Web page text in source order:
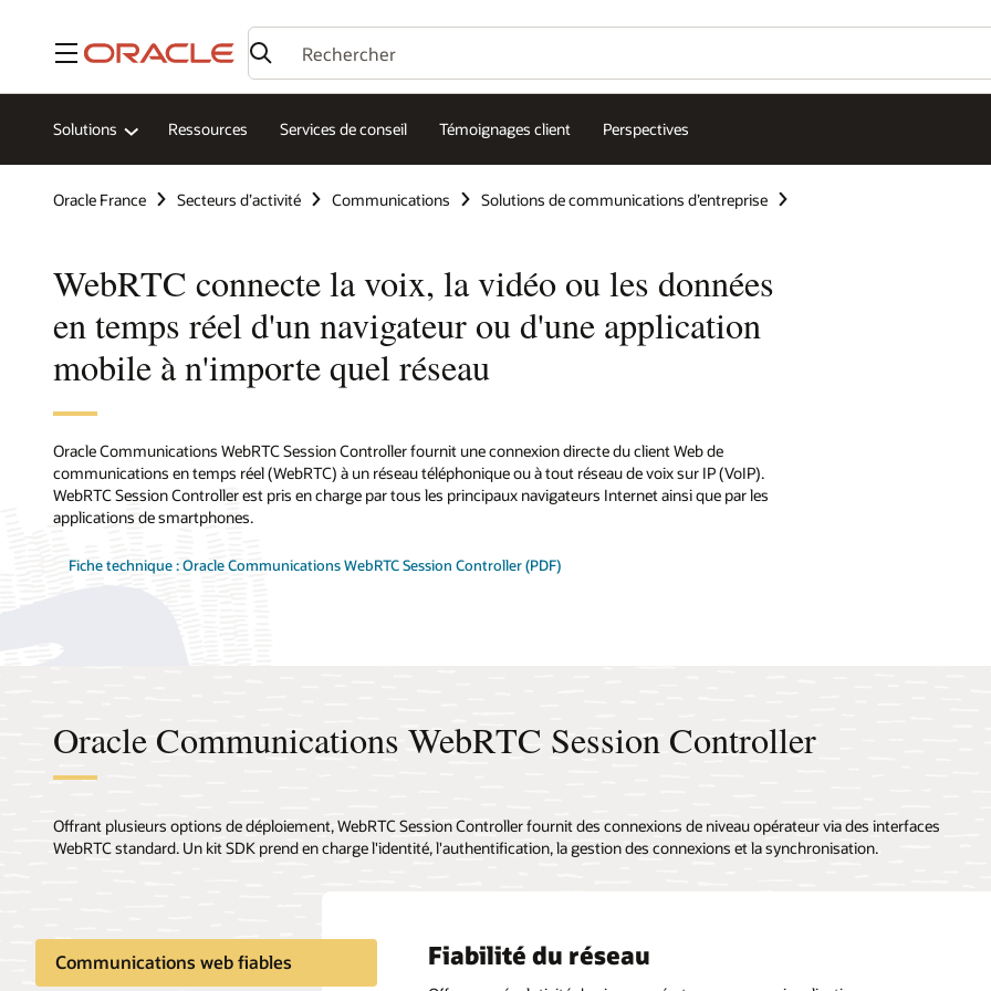
Menu
Solutions Ressources Services de conseil Témoignages client Perspectives
Oracle France Secteurs d’activité Communications Solutions de communications d’entreprise
WebRTC connecte la voix, la vidéo ou les données
en temps réel d'un navigateur ou d'une application
mobile à n'importe quel réseau
Oracle Communications WebRTC Session Controller fournit une connexion directe du client Web de
communications en temps réel (WebRTC) à un réseau téléphonique ou à tout réseau de voix sur IP (VoIP).
WebRTC Session Controller est pris en charge par tous les principaux navigateurs Internet ainsi que par les
applications de smartphones.
Fiche technique : Oracle Communications WebRTC Session Controller (PDF)
Oracle Communications WebRTC Session Controller
Offrant plusieurs options de déploiement, WebRTC Session Controller fournit des connexions de niveau opérateur via des interfaces
WebRTC standard. Un kit SDK prend en charge l'identité, l'authentification, la gestion des connexions et la synchronisation.
Communications web fiables Fiabilité du réseau
Authentification de l'utilisateur
Traitement informatique
Applications riches en médias
Débit de traitement extrême